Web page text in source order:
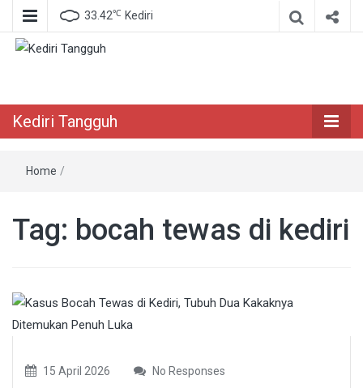
33.42℃ Kediri
Kediri Tangguh
Home /
Tag: bocah tewas di kediri
15 April 2026 No Responses